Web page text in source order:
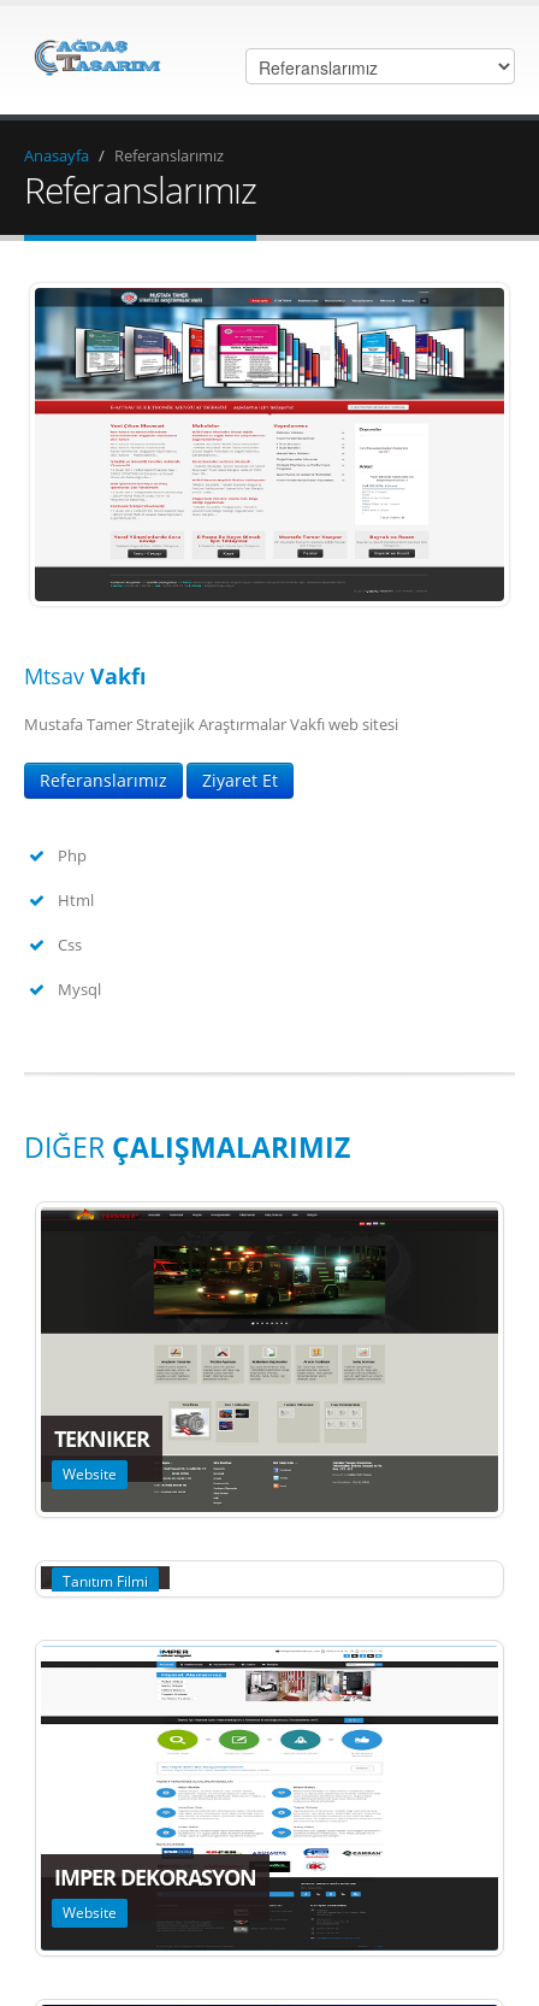
Anasayfa / Referanslarımız
Referanslarımız
Mtsav Vakfı
Mustafa Tamer Stratejik Araştırmalar Vakfı web sitesi
Referanslarımız Ziyaret Et
Php
Html
Css
Mysql
DIĞER ÇALIŞMALARIMIZ
TEKNIKER
Website
Tanıtım Filmi
IMPER DEKORASYON
Website